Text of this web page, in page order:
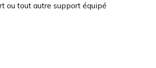
ou tout autre support équipé